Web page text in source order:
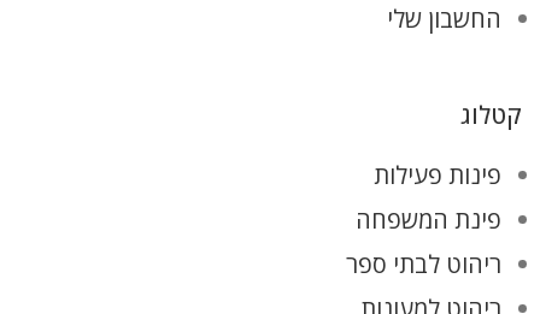
החשבון שלי
קטלוג
פינות פעילות
פינת המשפחה
ריהוט לבתי ספר